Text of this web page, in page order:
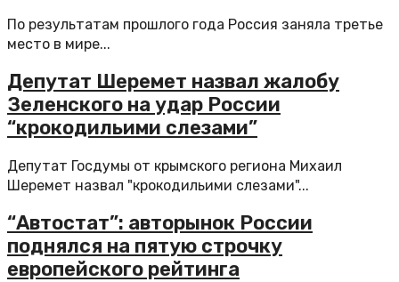
По результатам прошлого года Россия заняла третье
место в мире...
Депутат Шеремет назвал жалобу
Зеленского на удар России
“крокодильими слезами”
Депутат Госдумы от крымского региона Михаил
Шеремет назвал "крокодильими слезами"...
“Автостат”: авторынок России
поднялся на пятую строчку
европейского рейтинга